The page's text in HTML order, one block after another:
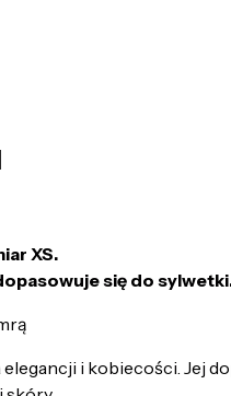
XS.
się do
i kobiecości. Jej